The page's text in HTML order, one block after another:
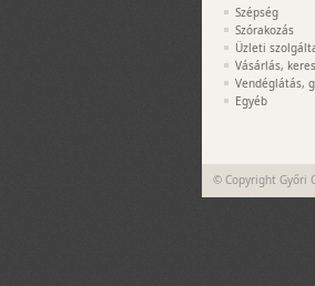
Szépség
Szórakozás
Üzleti
Vásárlás,
Vendéglátás,
Egyéb
© Copyright Győri